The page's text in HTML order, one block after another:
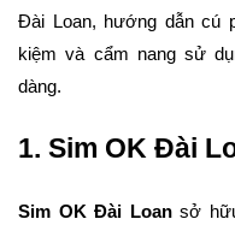
Đài Loan, hướng dẫn cú
kiệm và cẩm nang sử
dàng.
1. Sim OK Đài
Sim OK Đài Loansở